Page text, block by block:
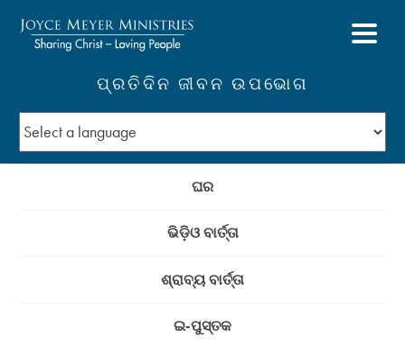
ପ୍ରତିଦିନ ଜୀବନ ଉପଭୋଗ
ଘର
ଭିଡ଼ିଓ ବାର୍ତ୍ତା
ଶ୍ରାବ୍ୟ ବାର୍ତ୍ତା
ଇ-ପୁସ୍ତକ